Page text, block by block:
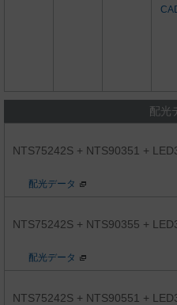
配光
NTS75242S + NTS90351 +
配光データ
NTS75242S + NTS90355 +
配光データ
NTS75242S + NTS90551 +